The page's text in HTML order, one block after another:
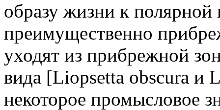
образу жизни к полярной
преимущественно
уходят из прибрежной
вида [Liopsetta obscura и
некоторое промысловое